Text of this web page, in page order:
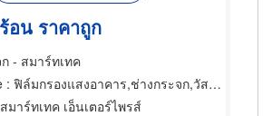
อน ราคาถูก
- สมาร์ทเทค
: ฟิล์มกรองแสงอาคาร,ช่างกระจก,วัสดุเคลือบหรือฉาบกระจก
มาร์ทเทค เอ็นเตอร์ไพรส์